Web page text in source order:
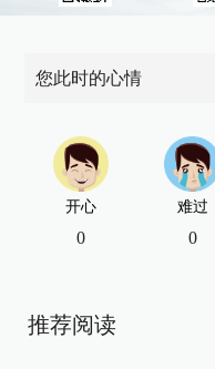
您此时的心情
开心
0
难过
0
推荐阅读